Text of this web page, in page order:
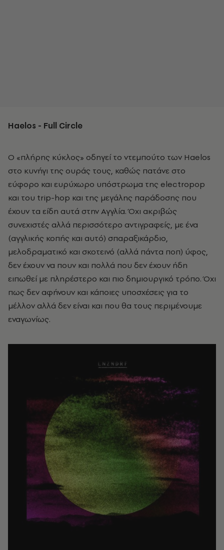
Haelos - Full Circle
Ο «πλήρης κύκλος» οδηγεί το ντεμπούτο των Haelos
στο κυνήγι της ουράς τους, καθώς πατάνε στο
εύφορο και ευρύχωρο υπόστρωμα της electropop
και του trip-hop και της μεγάλης παράδοσης που
έχουν τα είδη αυτά στην Αγγλία. Όχι ακριβώς
συνεχιστές αλλά περισσότερο αντιγραφείς, με ένα
(αγγλικής κοπής και αυτό) σπαραξικάρδιο,
μελοδραματικό και σκοτεινό (αλλά πάντα ποπ) ύφος,
δεν έχουν να πουν και πολλά που δεν έχουν ήδη
ειπωθεί με πληρέστερο και πιο δημιουργικό τρόπο. Όχι
πως δεν αφήνουν και κάποιες υποσχέσεις για το
μέλλον αλλά δεν είναι και που θα τους περιμένουμε
εναγωνίως.